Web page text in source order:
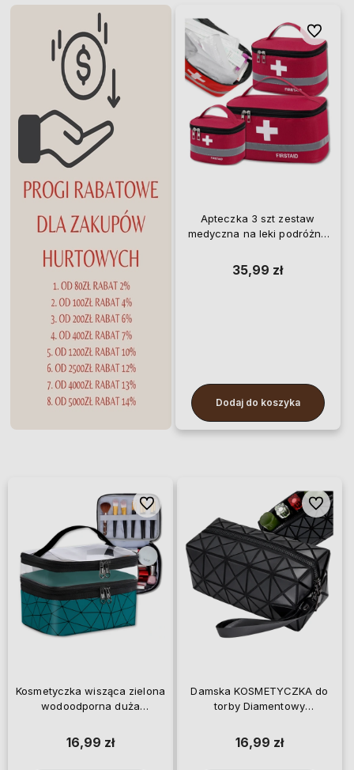
Apteczka 3 szt zestaw
medyczna na leki podróżna
35,99 zł
Dodaj do koszyka
Do
Kosmetyczka wisząca zielona
wodoodporna duża
16,99 zł
Do ulubionych
Damska KOSMETYCZKA do
torby Diamentowy
16,99 zł
Do